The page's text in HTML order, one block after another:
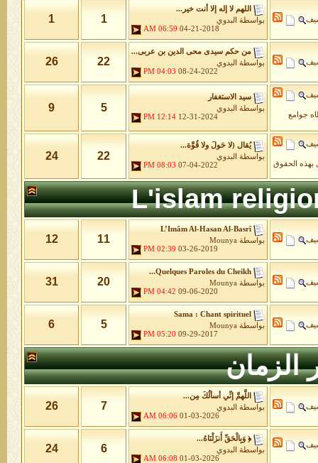
اللهم لا إله إلا أنت خير...
بواسطة
البدوي
04-21-2018
06:59 AM
1
1
من حكم سيدى محى الدين بن عربى...
بواسطة
البدوي
08-24-2022
04:03 PM
22
26
جوامع
سيد الاستغفار
بواسطة
البدوي
12-31-2024
12:14 PM
5
9
بهذه الحقوق
يُقال (لا حَولَ ولا قُوَّة...
بواسطة
البدوي
07-04-2022
08:03 PM
22
24
L'islam
L’Imâm Al-Hasan Al-Basrî
بواسطة Mounya
03-26-2019
02:39 PM
11
12
Quelques Paroles du Cheikh...
بواسطة Mounya
09-06-2020
04:42 PM
20
31
Sama : Chant spirituel
بواسطة Mounya
09-29-2017
05:20 PM
5
6
الزمان
اللَّهمَّ إنِّي أسألُكَ مِن...
بواسطة
البدوي
01-03-2026
06:06 AM
7
26
﴿ وَبِالْحَقِّ أَنزَلْنَاهُ...
بواسطة
البدوي
01-03-2026
06:08 AM
6
24